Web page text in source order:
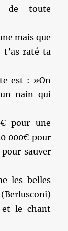
de toute
mais que
raté ta
est : »On
nain qui
pour une
000€ pour
sauver
les belles
et le chant